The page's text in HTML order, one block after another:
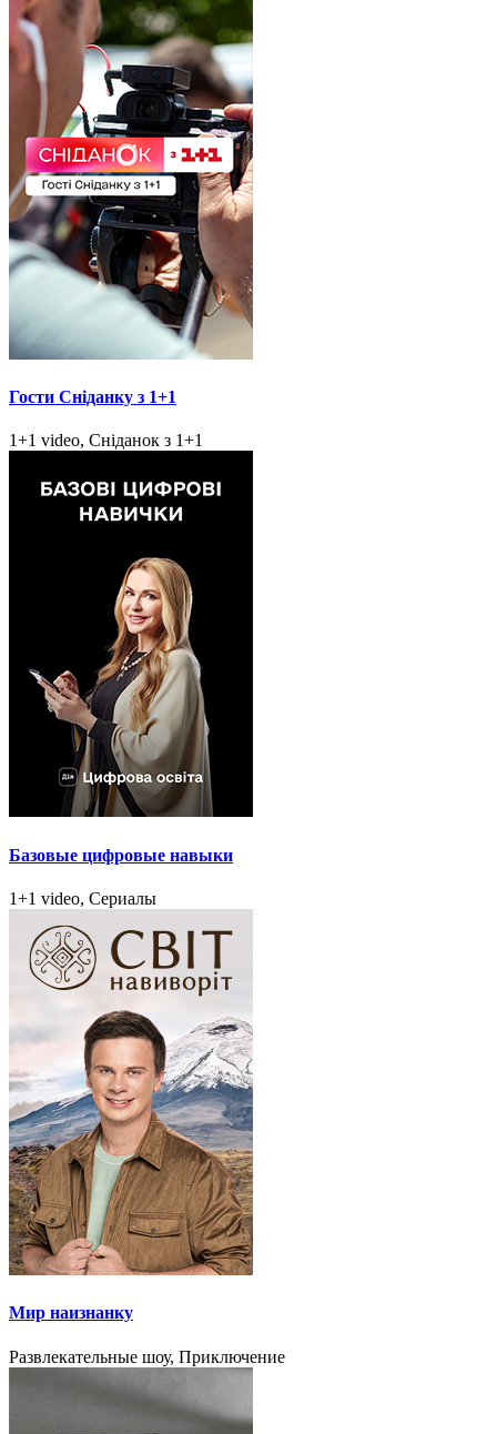
Гости Сніданку з 1+1
1+1 video, Сніданок з 1+1
Базовые цифровые навыки
1+1 video, Сериалы
Мир наизнанку
Развлекательные шоу, Приключение